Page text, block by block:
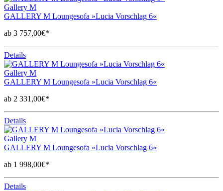
Gallery M
GALLERY M Loungesofa »Lucia Vorschlag 6«
ab 3 757,00€*
Details
Gallery M
GALLERY M Loungesofa »Lucia Vorschlag 6«
ab 2 331,00€*
Details
Gallery M
GALLERY M Loungesofa »Lucia Vorschlag 6«
ab 1 998,00€*
Details